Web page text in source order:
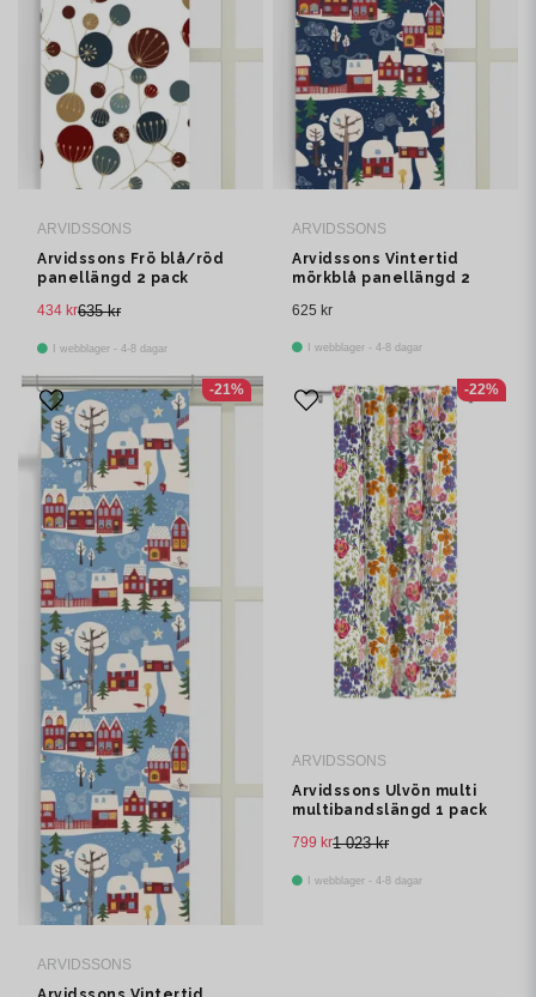
ARVIDSSONS
Arvidssons Frö blå/röd
panellängd 2 pack
635 kr
434 kr
I webblager - 4-8 dagar
ARVIDSSONS
Arvidssons Vintertid
mörkblå panellängd 2
625 kr
I webblager - 4-8 dagar
ARVIDSSONS
-21%
ARVIDSSONS
Arvidssons Ulvön multi
multibandslängd 1 pack
1 023 kr
799 kr
I webblager - 4-8 dagar
-22%